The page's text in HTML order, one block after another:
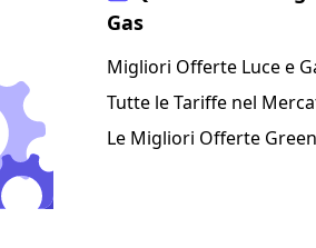
Gas
Migliori Offerte Luce e
Tutte le Tariffe nel
Le Migliori Offerte